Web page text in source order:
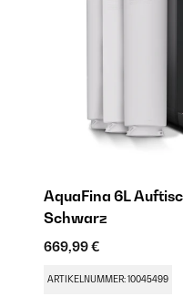
AquaFina 6L
Schwarz
669,99 €
ARTIKELNUMMER: 10045499